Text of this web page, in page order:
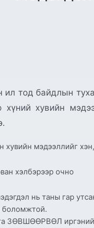
тод байдлын
хүний хувийн
хувийн мэдээллийг
хэлбэрээр очно
нь таны гар
боломжтой.
ЗӨВШӨӨРВӨЛ иргэний